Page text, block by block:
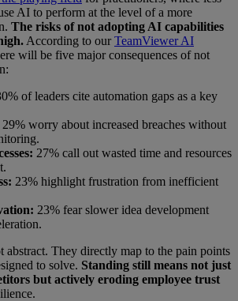
AI to perform at the level of a more
The risks of not adopting AI capabilities
According to ourTeamViewer AI
will be five major consequences of not
of leaders cite automation gaps as a key
29% worry about increased breaches without
27% call out wasted time and resources
23% highlight frustration from inefficient
23% fear slower idea development
abstract. They directly map to the pain points
to solve. Standing still means not just
but actively eroding employee trust